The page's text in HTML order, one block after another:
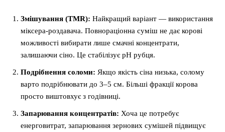
Змішування (TMR): Найкращий варіант — використання
міксера-роздавача. Повнораціонна суміш не дає корові
можливості вибирати лише смачні концентрати,
залишаючи сіно. Це стабілізує pH рубця.
Подрібнення соломи: Якщо якість сіна низька, солому
варто подрібнювати до 3–5 см. Більші фракції корова
просто виштовхує з годівниці.
Запарювання концентратів: Хоча це потребує
енерговитрат, запарювання зернових сумішей підвищує